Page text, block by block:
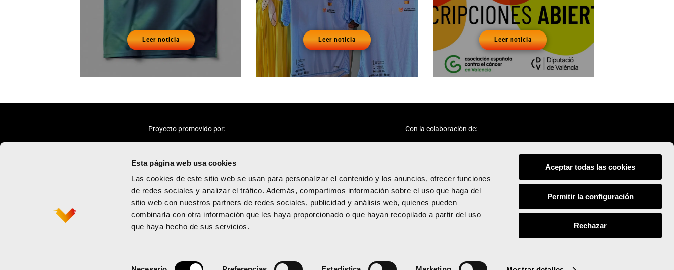
Esta página web usa cookies
Las cookies de este sitio web se usan para personalizar el contenido y los anuncios, ofrecer funciones
de redes sociales y analizar el tráfico. Además, compartimos información sobre el uso que haga del
sitio web con nuestros partners de redes sociales, publicidad y análisis web, quienes pueden
combinarla con otra información que les haya proporcionado o que hayan recopilado a partir del uso
que haya hecho de sus servicios.
Aceptar todas las cookies
Permitir la configuración
Rechazar
Leer noticia Leer noticia Leer noticia
Proyecto promovido por: Con la colaboración de:
Política de privacidad